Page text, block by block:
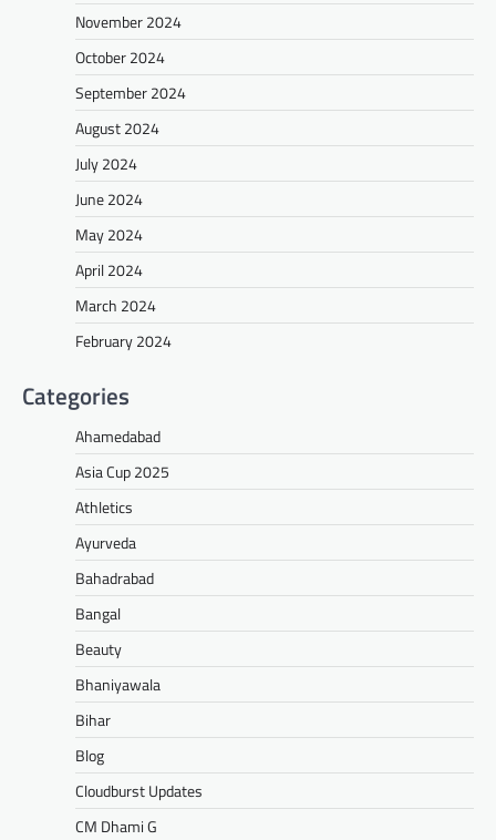
November 2024
October 2024
September 2024
August 2024
July 2024
June 2024
May 2024
April 2024
March 2024
February 2024
Categories
Ahamedabad
Asia Cup 2025
Athletics
Ayurveda
Bahadrabad
Bangal
Beauty
Bhaniyawala
Bihar
Blog
Cloudburst Updates
CM Dhami G